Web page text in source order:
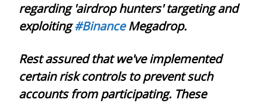
regarding 'airdrop hunters' targeting and
exploiting#BinanceMegadrop.
Rest assured that we've implemented
certain risk controls to prevent such
accounts from participating. These